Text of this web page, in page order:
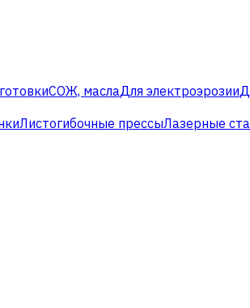
СОЖ, маслаДля электроэрозии
Листогибочные прессыЛазерные